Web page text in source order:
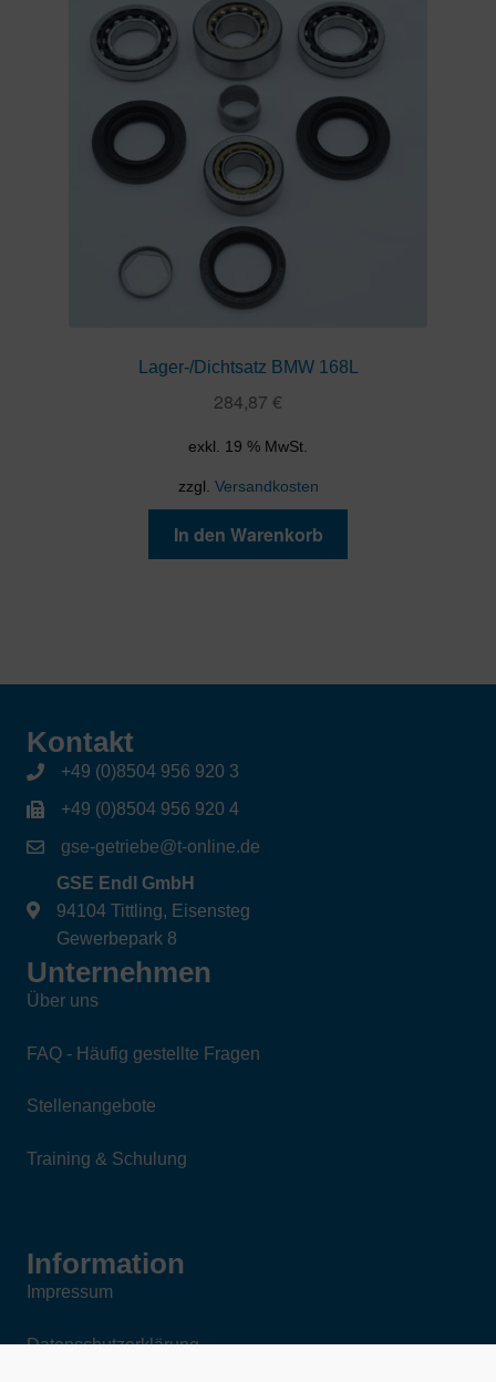
Lager-/Dichtsatz BMW 168L
284,87 €
exkl. 19 % MwSt.
zzgl. Versandkosten
In den Warenkorb
Kontakt
+49 (0)8504 956 920 3
+49 (0)8504 956 920 4
gse-getriebe@t-online.de
GSE Endl GmbH
94104 Tittling, Eisensteg
Gewerbepark 8
Unternehmen
Über uns
FAQ - Häufig gestellte Fragen
Stellenangebote
Training & Schulung
Information
Impressum
Datenschutzerklärung